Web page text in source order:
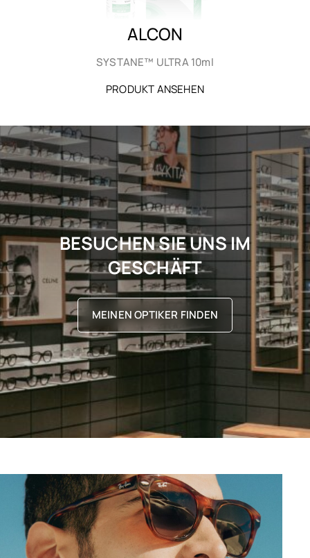
ALCON
SYSTANE™ ULTRA 10ml
PRODUKT ANSEHEN
BESUCHEN SIE UNS IM
GESCHÄFT
MEINEN OPTIKER FINDEN